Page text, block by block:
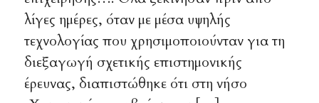
λίγες ημέρες, όταν με μέσα υψηλής
τεχνολογίας που χρησιμοποιούνταν για τη
διεξαγωγή σχετικής επιστημονικής
έρευνας, διαπιστώθηκε ότι στη νήσο